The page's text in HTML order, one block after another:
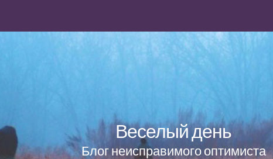
Веселый день
Блог неисправимого оптимиста